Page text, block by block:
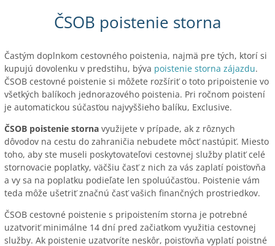
ČSOB poistenie storna
Častým doplnkom cestovného poistenia, najmä pre tých, ktorí si
kupujú dovolenku v predstihu, býva poistenie storna zájazdu.
ČSOB cestovné poistenie si môžete rozšíriť o toto pripoistenie vo
všetkých balíkoch jednorazového poistenia. Pri ročnom poistení
je automatickou súčasťou najvyššieho balíku, Exclusive.
ČSOB poistenie storna využijete v prípade, ak z rôznych
dôvodov na cestu do zahraničia nebudete môcť nastúpiť. Miesto
toho, aby ste museli poskytovateľovi cestovnej služby platiť celé
stornovacie poplatky, väčšiu časť z nich za vás zaplatí poisťovňa
a vy sa na poplatku podieľate len spoluúčasťou. Poistenie vám
teda môže ušetriť značnú časť vašich finančných prostriedkov.
ČSOB cestovné poistenie s pripoistením storna je potrebné
uzatvoriť minimálne 14 dní pred začiatkom využitia cestovnej
služby. Ak poistenie uzatvoríte neskôr, poisťovňa vyplatí poistné